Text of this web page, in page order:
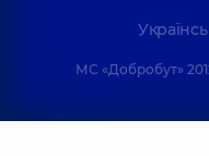
МС «Добробут»